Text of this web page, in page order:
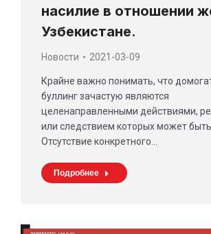
насилие в отношении
Узбекистане.
Новости 2021-03-09
Крайне важно понимать, что
буллинг зачастую являются
целенаправленными действиями,
или следствием которых может
Отсутствие конкретного…
Подробнее